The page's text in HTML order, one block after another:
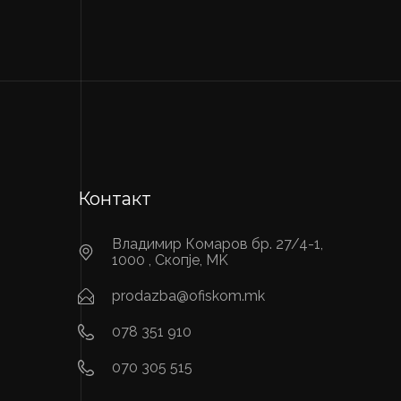
Контакт
Владимир Комаров бр. 27/4-1,
1000 , Скопје, MK
prodazba@ofiskom.mk
078 351 910
070 305 515